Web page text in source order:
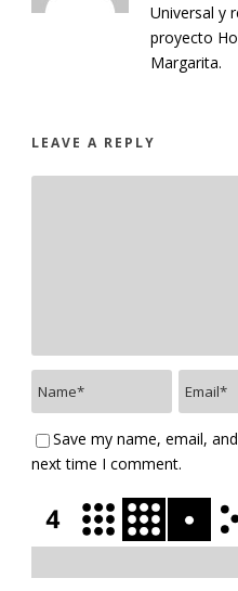
Universal y
proyecto
Margarita.
LEAVE A REPLY
Save my name, email,
next time I comment.